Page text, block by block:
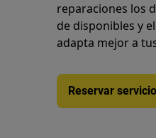
reparaciones los
de disponibles y
adapta mejor a
Reservar servicio